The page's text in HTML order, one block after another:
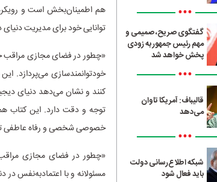
•••
گفتگوی صریح، صمیمی و
مهم رئیس جمهور به زودی
پخش خواهد شد
•••
قالیباف: آمریکا تاوان
می‌دهد
•••
شبکه اطلاع‌رسانی دولت
باید فعال شود
هم اطمینان‌بخش است و
توانایی خود برای مدیریت
«چطور در فضای مجازی مراقب
خودتوانمندسازی می‌پردازد.
کنند و نشان می‌دهد دنیای
توجه و دقت دارد. این کتاب
خصوصی شخصی و رفاه عاطفی
«چطور در فضای مجازی
مسئولانه و با اعتمادبه‌نفس